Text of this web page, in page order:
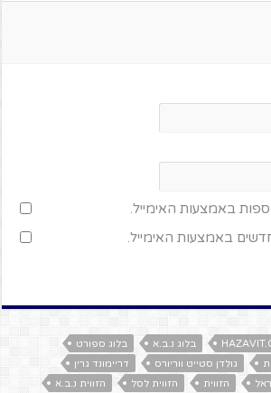
באמצעות האימייל.
באמצעות האימייל.
בלוג נ.ב.א
בלוג ספורט
גולדן סטייט ווריורס
דריימונד גרין
הזווית הזווית לסל
הזווית נ.ב.א